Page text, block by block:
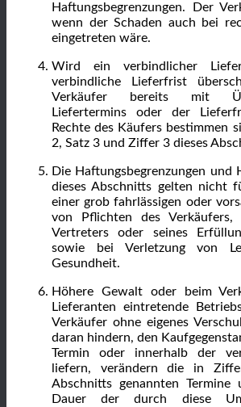
Haftungsbegrenzungen. Der
wenn der Schaden auch bei
eingetreten wäre.
Wird ein verbindlicher
verbindliche Lieferfrist
Verkäufer bereits mit
Liefertermins oder der
Rechte des Käufers bestimmen
2, Satz 3 und Ziffer 3 dieses
Die Haftungsbegrenzungen und
dieses Abschnitts gelten nicht
einer grob fahrlässigen oder
von Pflichten des Verkäufers,
Vertreters oder seines
sowie bei Verletzung von
Gesundheit.
Höhere Gewalt oder beim
Lieferanten eintretende
Verkäufer ohne eigenes
daran hindern, den
Termin oder innerhalb der
liefern, verändern die in
Abschnitts genannten
Dauer der durch diese